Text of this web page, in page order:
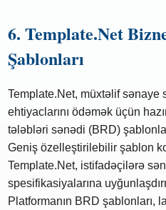
6. Template.Net
Şablonları
Template.Net, müxtəlif
ehtiyaclarını ödəmək üçün
tələbləri sənədi (BRD)
Geniş özelleştirilebilir şablon
Template.Net, istifadəçilərə
spesifikasiyalarına
Platformanın BRD şablonları,